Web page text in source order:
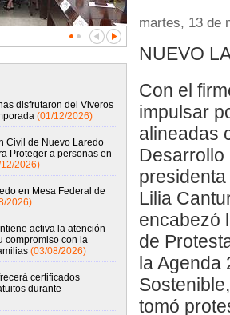
disfrutaron del Viveros
(01/12/2026)
Civil de Nuevo Laredo
Proteger a personas en
2026)
en Mesa Federal de
2026)
activa la atención
compromiso con la
(03/08/2026)
certificados
durante
martes, 13 de
NUEVO
Con el
impulsar
alineadas
Desarrollo
Lilia
encabezó
de
la Agenda
tomó